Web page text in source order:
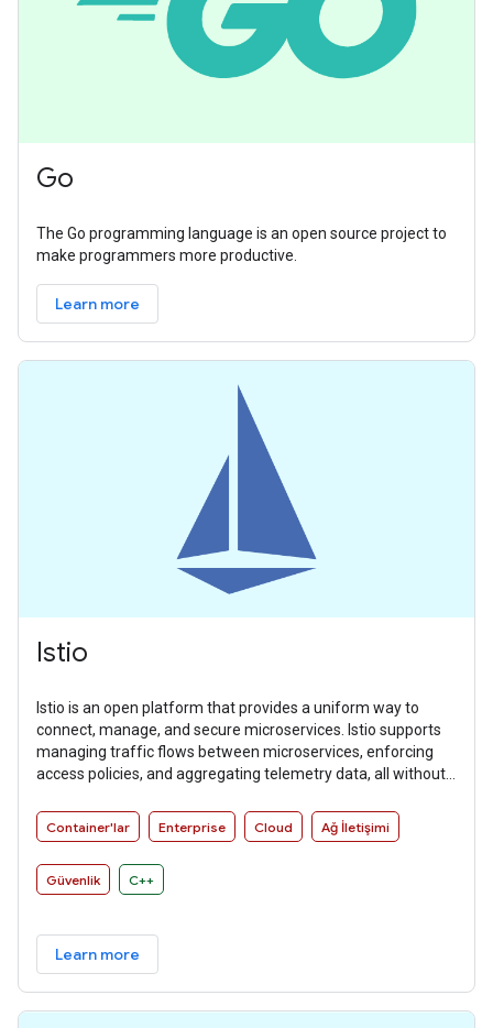
Go
The Go programming language is an open source project to
make programmers more productive.
Learn more
Istio
Istio is an open platform that provides a uniform way to
connect, manage, and secure microservices. Istio supports
managing traffic flows between microservices, enforcing
access policies, and aggregating telemetry data, all without
Container'lar Enterprise Cloud Ağ İletişimi
Güvenlik C++
Learn more